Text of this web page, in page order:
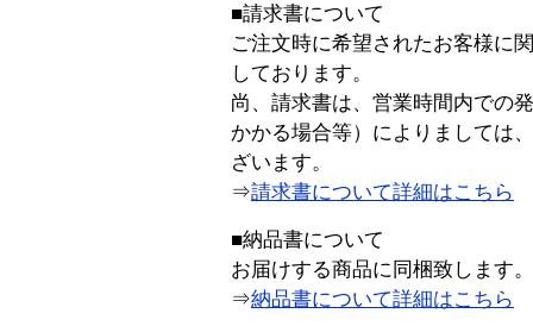
■請求書について
ご注文時に希望されたお客様に
しております。
尚、請求書は、営業時間内での
かかる場合等）によりましては
ざいます。
⇒請求書について詳細はこちら
■納品書について
お届けする商品に同梱致します。
⇒納品書について詳細はこちら